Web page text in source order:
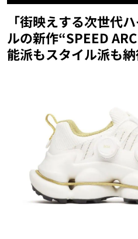
「街映えする次世代
ルの新作“SPEED
能派もスタイル派も